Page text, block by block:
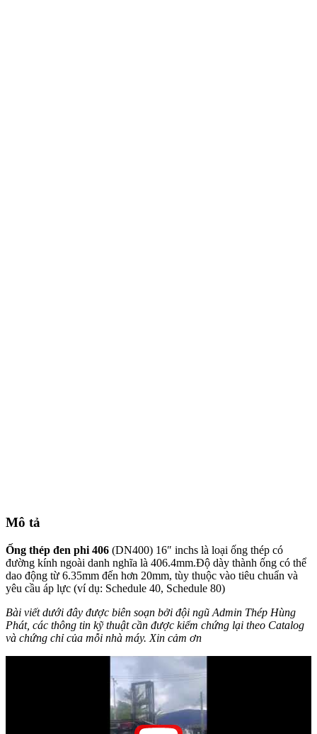
Mô tả
Ống thép đen phi 406 (DN400) 16″ inchs là loại ống thép có
đường kính ngoài danh nghĩa là 406.4mm.Độ dày thành ống có thể
dao động từ 6.35mm đến hơn 20mm, tùy thuộc vào tiêu chuẩn và
yêu cầu áp lực (ví dụ: Schedule 40, Schedule 80)
Bài viết dưới đây được biên soạn bởi đội ngũ Admin Thép Hùng
Phát, các thông tin kỹ thuật cần được kiểm chứng lại theo Catalog
và chứng chỉ của mỗi nhà máy. Xin cảm ơn